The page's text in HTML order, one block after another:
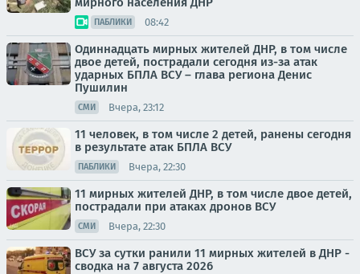
ПАБЛИКИ 08:42
Одиннадцать мирных жителей ДНР, в том числе
двое детей, пострадали сегодня из-за атак
ударных БПЛА ВСУ – глава региона Денис
Пушилин
СМИ Вчера, 23:12
11 человек, в том числе 2 детей, ранены сегодня
в результате атак БПЛА ВСУ
ПАБЛИКИ Вчера, 22:30
11 мирных жителей ДНР, в том числе двое детей,
пострадали при атаках дронов ВСУ
СМИ Вчера, 22:30
ВСУ за сутки ранили 11 мирных жителей в ДНР -
сводка на 7 августа 2026